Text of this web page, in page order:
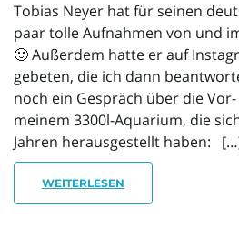
Tobias Neyer hat für seinen
paar tolle Aufnahmen von und
🙂 Außerdem hatte er auf
gebeten, die ich dann
noch ein Gespräch über die
meinem 3300l-Aquarium, die
Jahren herausgestellt haben:
WEITERLESEN